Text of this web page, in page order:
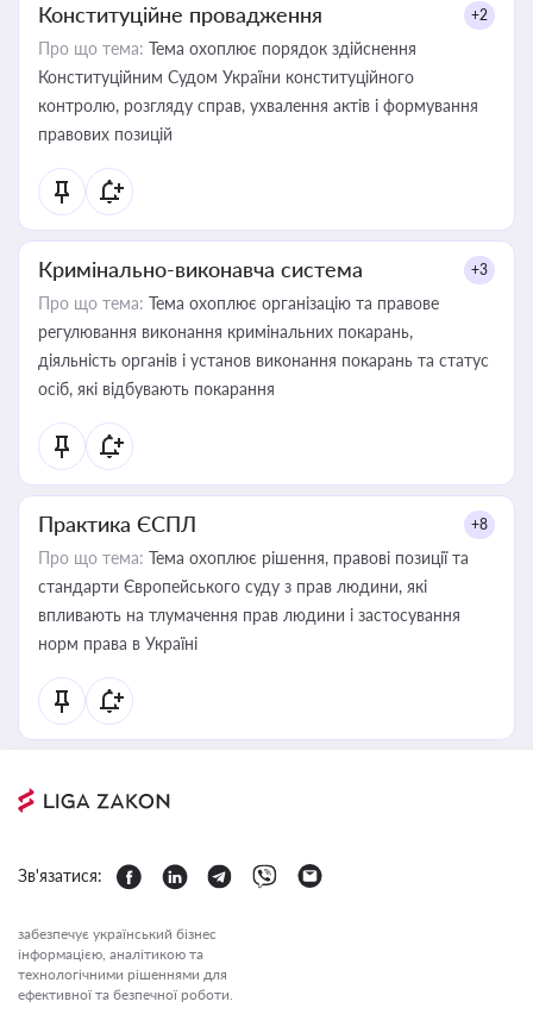
Конституційне провадження +2
Про що тема: Тема охоплює порядок здійснення
Конституційним Судом України конституційного
контролю, розгляду справ, ухвалення актів і формування
правових позицій
Кримінально-виконавча система +3
Про що тема: Тема охоплює організацію та правове
регулювання виконання кримінальних покарань,
діяльність органів і установ виконання покарань та статус
осіб, які відбувають покарання
Практика ЄСПЛ +8
Про що тема: Тема охоплює рішення, правові позиції та
стандарти Європейського суду з прав людини, які
впливають на тлумачення прав людини і застосування
норм права в Україні
Зв'язатися:
забезпечує український бізнес
інформацією, аналітикою та
технологічними рішеннями для
ефективної та безпечної роботи.